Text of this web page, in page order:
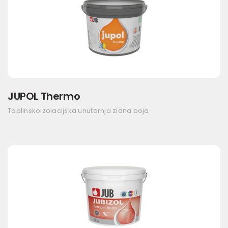
JUPOL Thermo
Toplinskoizolacijska unutarnja zidna boja